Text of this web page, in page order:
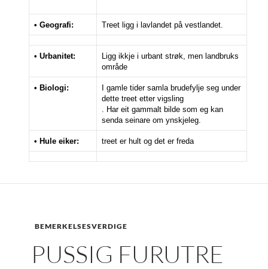
• Geografi: Treet ligg i lavlandet på vestlandet.
• Urbanitet:
Ligg ikkje i urbant strøk, men landbruks
område
• Biologi:
I gamle tider samla brudefylje seg under
dette treet etter vigsling
. Har eit gammalt bilde som eg kan
senda seinare om ynskjeleg.
• Hule eiker: treet er hult og det er freda
BEMERKELSESVERDIGE
PUSSIG FURUTRE